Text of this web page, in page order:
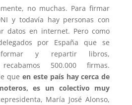
no muchas. Para firmar
y todavía hay personas con
datos en internet. Pero como
por España que se
y repartir libros,
recabamos 500.000 firmas.
queen este país hay cerca de
es un colectivo muy
María José Alonso,